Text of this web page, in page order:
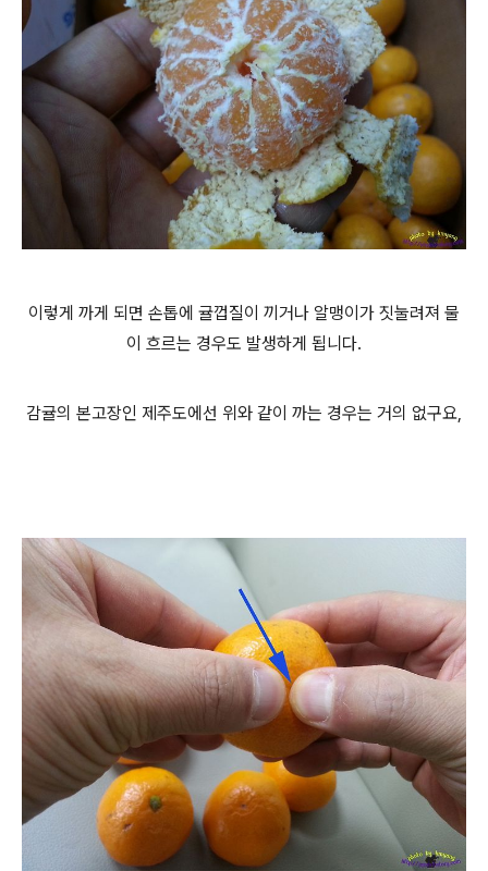
이렇게 까게 되면 손톱에 귤껍질이 끼거나 알맹이가 짓눌려져 물
이 흐르는 경우도 발생하게 됩니다.
감귤의 본고장인 제주도에선 위와 같이 까는 경우는 거의 없구요,